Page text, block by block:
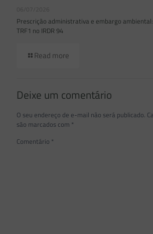
06/07/2026
Prescrição administrativa e embargo
TRF1 no IRDR 94
Read more
Deixe um comentário
O seu endereço de e-mail não será publicado.
são marcados com *
Comentário *